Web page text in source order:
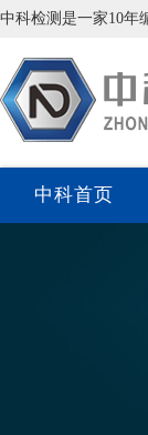
中科检测是一家10年
中科首页